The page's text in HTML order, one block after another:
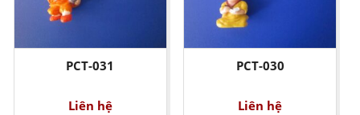
PCT-031
Liên hệ
PCT-030
Liên hệ